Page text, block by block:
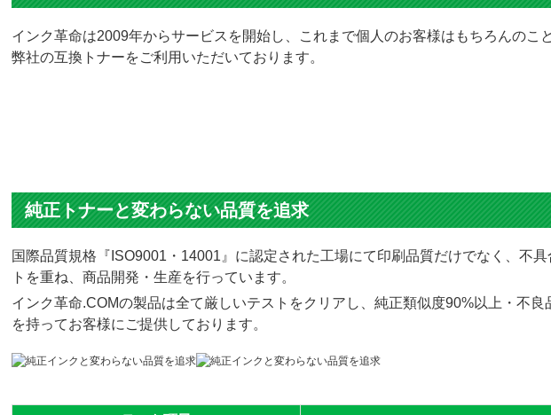
インク革命は2009年からサービスを開始し、これまで個人のお客様はもちろんのこ
弊社の互換トナーをご利用いただいております。
純正トナーと変わらない品質を追求
国際品質規格『ISO9001・14001』に認定された工場にて印刷品質だけでなく、不
トを重ね、商品開発・生産を行っています。
インク革命.COMの製品は全て厳しいテストをクリアし、純正類似度90%以上・不
を持ってお客様にご提供しております。